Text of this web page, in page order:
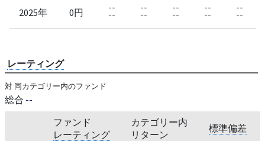
2025年 0円 --
--
--
--
--
--
--
--
--
--
レーティング
対 同カテゴリー内のファンド
総合 --
ファンド
レーティング
カテゴリー内
リターン
標準偏差